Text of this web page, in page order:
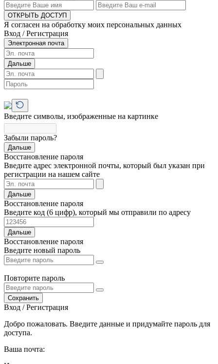
ОТКРЫТЬ ДОСТУП
Я согласен на обработку моих персональных данных
Вход / Регистрация
Электронная почта
Дальше
Введите символы, изображенные на картинке
Забыли пароль?
Дальше
Восстановление пароля
Введите адрес электронной почты, который был указан при
регистрации на нашем сайте
Дальше
Восстановление пароля
Введите код (6 цифр), который мы отправили по адресу
Дальше
Восстановление пароля
Введите новый пароль
Повторите пароль
Сохранить
Вход / Регистрация
Добро пожаловать. Введите данные и придумайте пароль для
доступа.
Ваша почта: